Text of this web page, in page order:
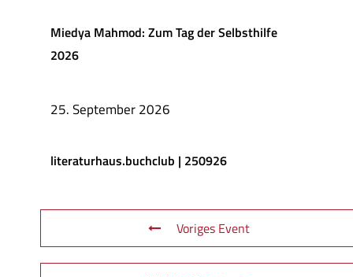
Miedya Mahmod: Zum Tag der Selbsthilfe
2026
25. September 2026
literaturhaus.buchclub | 250926
Voriges Event